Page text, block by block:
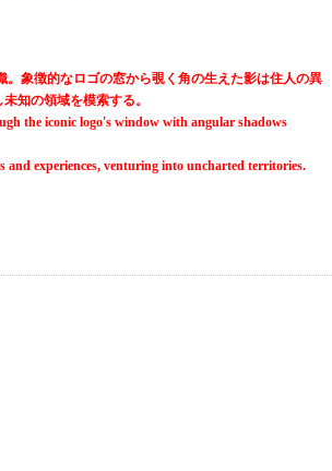
象徴的なロゴの窓から覗く角の生えた影は住人の異
知の領域を模索する。
the iconic logo's window with angular shadows
experiences, venturing into uncharted territories.